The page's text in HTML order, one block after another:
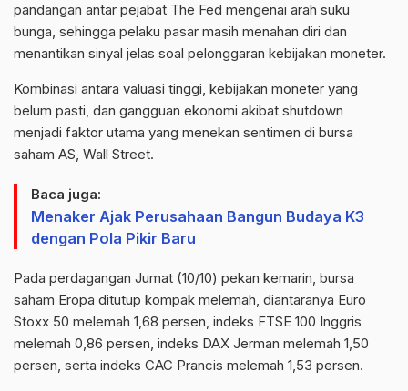
pandangan antar pejabat The Fed mengenai arah suku
bunga, sehingga pelaku pasar masih menahan diri dan
menantikan sinyal jelas soal pelonggaran kebijakan moneter.
Kombinasi antara valuasi tinggi, kebijakan moneter yang
belum pasti, dan gangguan ekonomi akibat shutdown
menjadi faktor utama yang menekan sentimen di bursa
saham AS, Wall Street.
Baca juga:
Menaker Ajak Perusahaan Bangun Budaya K3
dengan Pola Pikir Baru
Pada perdagangan Jumat (10/10) pekan kemarin, bursa
saham Eropa ditutup kompak melemah, diantaranya Euro
Stoxx 50 melemah 1,68 persen, indeks FTSE 100 Inggris
melemah 0,86 persen, indeks DAX Jerman melemah 1,50
persen, serta indeks CAC Prancis melemah 1,53 persen.